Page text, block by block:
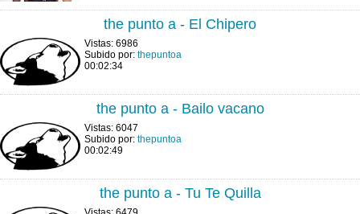
the punto a - El Chipero
Vistas: 6986
Subido por: thepuntoa
00:02:34
the punto a - Bailo vacano
Vistas: 6047
Subido por: thepuntoa
00:02:49
the punto a - Tu Te Quilla